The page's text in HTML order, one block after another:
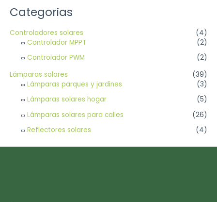
Categorias
Controladores solares
(4)
Controlador MPPT
(2)
Controlador PWM
(2)
Lámparas solares
(39)
Lámparas parques y jardines
(3)
Lámparas solares hogar
(5)
Lámparas solares para calles
(26)
Reflectores solares
(4)